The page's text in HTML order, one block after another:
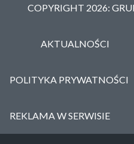
COPYRIGHT 2026:
AKTUALNOŚCI
POLITYKA PRYWATNOŚCI
REKLAMA W SERWISIE